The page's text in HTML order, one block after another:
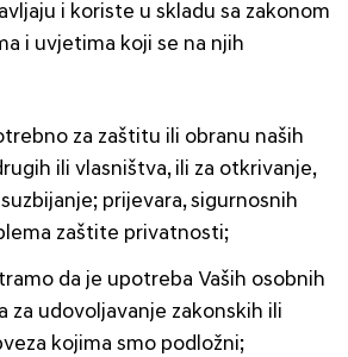
i koriste u skladu sa zakonom
i uvjetima koji se na njih
za zaštitu ili obranu naših
ili vlasništva, ili za otkrivanje,
prijevara, sigurnosnih
zaštite privatnosti;
da je upotreba Vaših osobnih
za udovoljavanje zakonskih ili
kojima smo podložni;